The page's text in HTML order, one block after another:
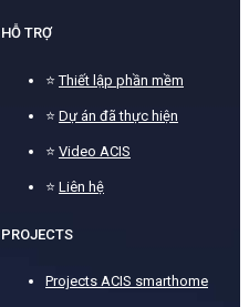
HỖ TRỢ
⭐Thiết lập phần mềm
⭐ Dự án đã thực hiện
⭐ Video ACIS
⭐ Liên hệ
PROJECTS
Projects ACIS smarthome